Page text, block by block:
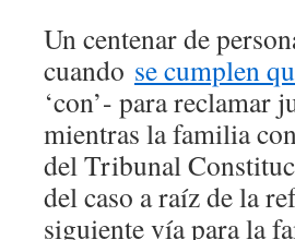
Un centenar de
cuando se cumplen
‘con’- para reclamar
mientras la familia
del Tribunal
del caso a raíz de la
siguiente vía para la